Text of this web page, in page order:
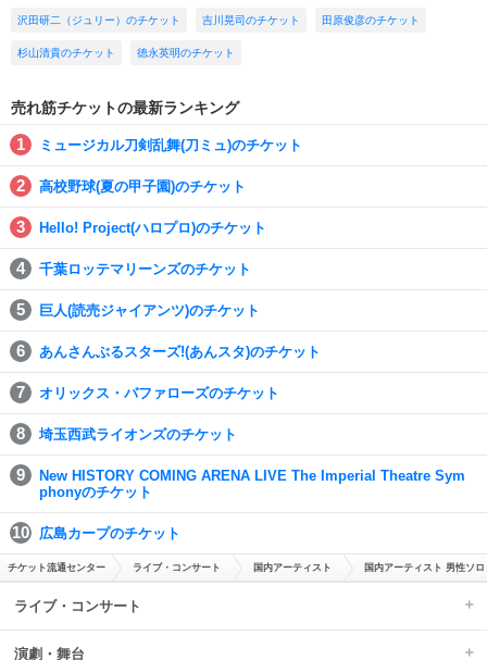
沢田研二（ジュリー）のチケット 吉川晃司のチケット 田原俊彦のチケット
杉山清貴のチケット 徳永英明のチケット
売れ筋チケットの最新ランキング
ミュージカル刀剣乱舞(刀ミュ)のチケット
高校野球(夏の甲子園)のチケット
Hello! Project(ハロプロ)のチケット
千葉ロッテマリーンズのチケット
巨人(読売ジャイアンツ)のチケット
あんさんぶるスターズ!(あんスタ)のチケット
オリックス・バファローズのチケット
埼玉西武ライオンズのチケット
New HISTORY COMING ARENA LIVE The Imperial Theatre Sym
phonyのチケット
広島カープのチケット
チケット流通センター ライブ・コンサート 国内アーティスト 国内アーティスト 男性ソロ
ライブ・コンサート
演劇・舞台